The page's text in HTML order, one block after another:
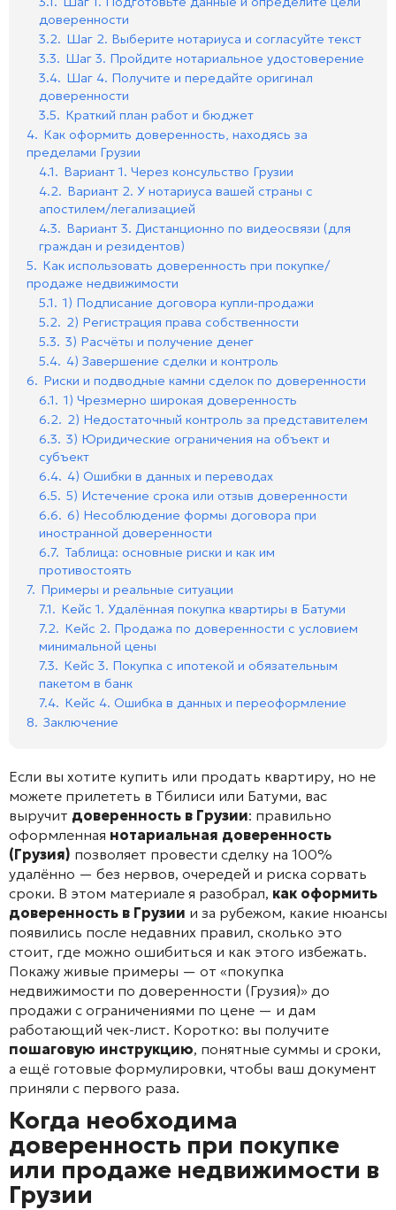
доверенности
3.2. Шаг 2. Выберите нотариуса и согласуйте текст
3.3. Шаг 3. Пройдите нотариальное удостоверение
3.4. Шаг 4. Получите и передайте оригинал
доверенности
3.5. Краткий план работ и бюджет
4. Как оформить доверенность, находясь за
пределами Грузии
4.1. Вариант 1. Через консульство Грузии
4.2. Вариант 2. У нотариуса вашей страны с
апостилем/легализацией
4.3. Вариант 3. Дистанционно по видеосвязи (для
граждан и резидентов)
5. Как использовать доверенность при покупке/
продаже недвижимости
5.1. 1) Подписание договора купли‑продажи
5.2. 2) Регистрация права собственности
5.3. 3) Расчёты и получение денег
5.4. 4) Завершение сделки и контроль
6. Риски и подводные камни сделок по доверенности
6.1. 1) Чрезмерно широкая доверенность
6.2. 2) Недостаточный контроль за представителем
6.3. 3) Юридические ограничения на объект и
субъект
6.4. 4) Ошибки в данных и переводах
6.5. 5) Истечение срока или отзыв доверенности
6.6. 6) Несоблюдение формы договора при
иностранной доверенности
6.7. Таблица: основные риски и как им
противостоять
7. Примеры и реальные ситуации
7.1. Кейс 1. Удалённая покупка квартиры в Батуми
7.2. Кейс 2. Продажа по доверенности с условием
минимальной цены
7.3. Кейс 3. Покупка с ипотекой и обязательным
пакетом в банк
7.4. Кейс 4. Ошибка в данных и переоформление
8. Заключение
Если вы хотите купить или продать квартиру, но не
можете прилететь в Тбилиси или Батуми, вас
выручит доверенность в Грузии: правильно
оформленная нотариальная доверенность
(Грузия) позволяет провести сделку на 100%
удалённо — без нервов, очередей и риска сорвать
сроки. В этом материале я разобрал, как оформить
доверенность в Грузии и за рубежом, какие нюансы
появились после недавних правил, сколько это
стоит, где можно ошибиться и как этого избежать.
Покажу живые примеры — от «покупка
недвижимости по доверенности (Грузия)» до
продажи с ограничениями по цене — и дам
работающий чек-лист. Коротко: вы получите
пошаговую инструкцию, понятные суммы и сроки,
а ещё готовые формулировки, чтобы ваш документ
приняли с первого раза.
Когда необходима
доверенность при покупке
или продаже недвижимости в
Грузии